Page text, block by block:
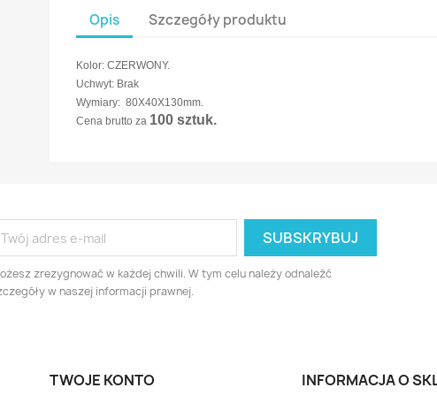
Opis Szczegóły produktu
Kolor: CZERWONY.
Uchwyt: Brak
Wymiary: 80X40X130mm.
Cena brutto za 100 sztuk.
zrezygnować w każdej chwili. W tym celu należy odnaleźć
w naszej informacji prawnej.
TWOJE KONTO INFORMACJA O